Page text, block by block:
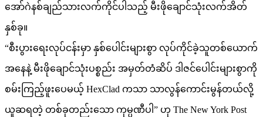
အော်ဂဲနစ်ချည်သားလက်ကိုင်ပါသည့် မီးဖိုချောင်သုံးလက်အိတ်
နှစ်ခု။
“စီးပွားရေးလုပ်ငန်းမှာ နှစ်ပေါင်းများစွာ လုပ်ကိုင်ခဲ့သူတစ်ယောက်
အနေနဲ့ မီးဖိုချောင်သုံးပစ္စည်း အမှတ်တံဆိပ် ဒါဇင်ပေါင်းများစွာကို
စမ်းကြည့်ဖူးပေမယ့် HexClad ကသာ သာလွန်ကောင်းမွန်တယ်လို့
ယူဆရတဲ့ တစ်ခုတည်းသော ကုမ္ပဏီပါ” ဟု The New York Post